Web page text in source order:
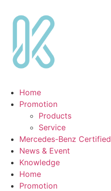
Home
Promotion
Products
Service
Mercedes-Benz Certified
News & Event
Knowledge
Home
Promotion